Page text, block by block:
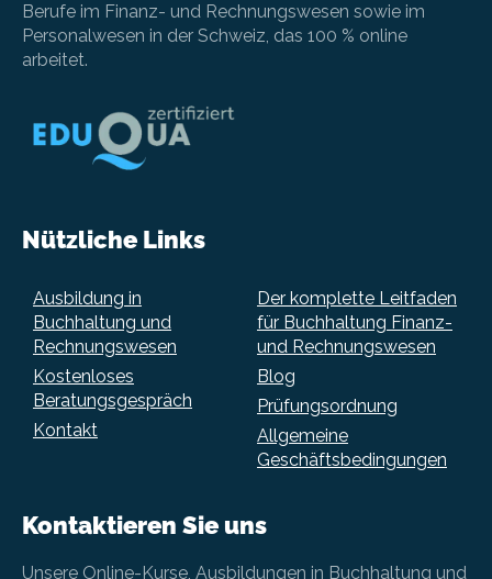
Berufe im Finanz- und Rechnungswesen sowie im
Personalwesen in der Schweiz, das 100 % online
arbeitet.
Nützliche Links
Ausbildung in
Buchhaltung und
Rechnungswesen
Kostenloses
Beratungsgespräch
Kontakt
Der komplette Leitfaden
für Buchhaltung Finanz-
und Rechnungswesen
Blog
Prüfungsordnung
Allgemeine
Geschäftsbedingungen
Kontaktieren Sie uns
Unsere Online-Kurse, Ausbildungen in Buchhaltung und